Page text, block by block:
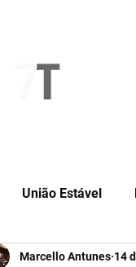
União Estável
Opinião
Marcello Antunes 14